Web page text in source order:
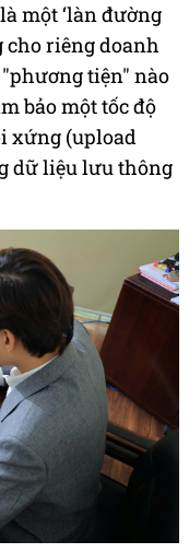
là một ‘làn đường
cho riêng doanh
tiện" nào
bảo một tốc độ
xứng (upload
dữ liệu lưu thông